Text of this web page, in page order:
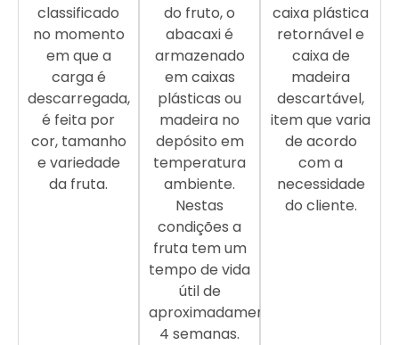
classificado
no momento
em que a
carga é
descarregada,
é feita por
cor, tamanho
e variedade
da fruta.
do fruto, o
abacaxi é
armazenado
em caixas
plásticas ou
madeira no
depósito em
temperatura
ambiente.
Nestas
condições a
fruta tem um
tempo de vida
útil de
aproximadamente
4 semanas.
caixa plástica
retornável e
caixa de
madeira
descartável,
item que varia
de acordo
com a
necessidade
do cliente.